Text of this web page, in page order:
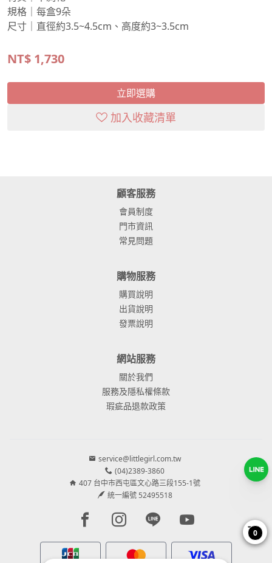
規格｜每盒9朵
尺寸｜直徑約3.5~4.5cm、高度約3~3.5cm
NT$ 1,730
立即選購
加入收藏清單
顧客服務
會員制度
門市資訊
常見問題
購物服務
購買說明
出貨說明
發票說明
網站服務
關於我們
服務及隱私權條款
瑕疵品退款政策
service@littlegirl.com.tw
(04)2389-3860
407 台中市西屯區文心路三段155-1號
統一編號 52495518
Facebook page
Instagram page
Line pageYoutube page
0